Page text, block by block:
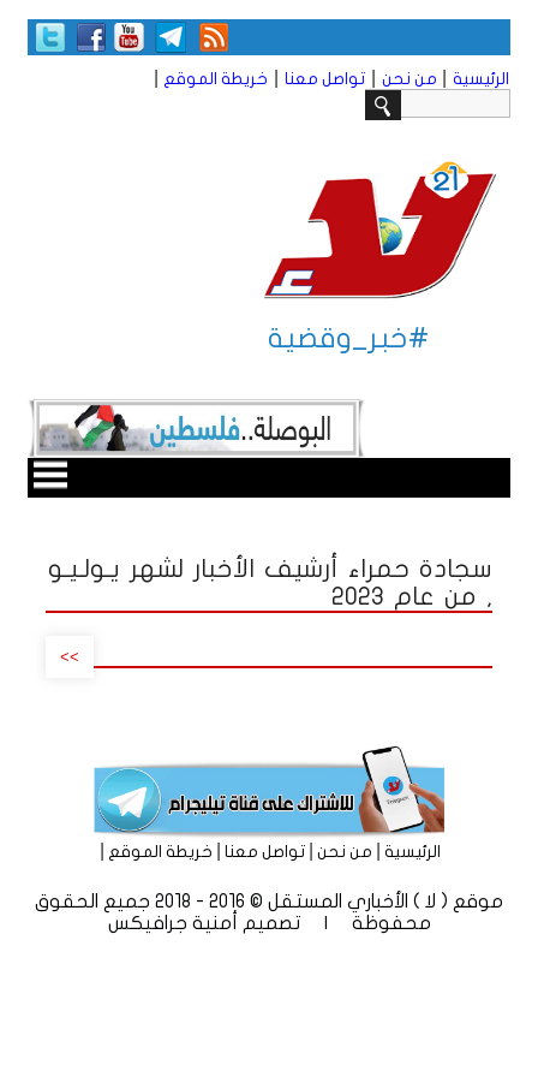
الرئيسية من نحن تواصل معنا خريطة الموقع
#خبر_وقضية
سجادة حمراء أرشيف الأخبار لشهر يـولـيـو
, من عام 2023
>>
الرئيسية|من نحن|تواصل معنا|خريطة الموقع
موقع ( لا ) الأخباري المستقل © 2016 - 2018 جميع الحقوق
محفوظة | تصميم
أمنية جرافيكس